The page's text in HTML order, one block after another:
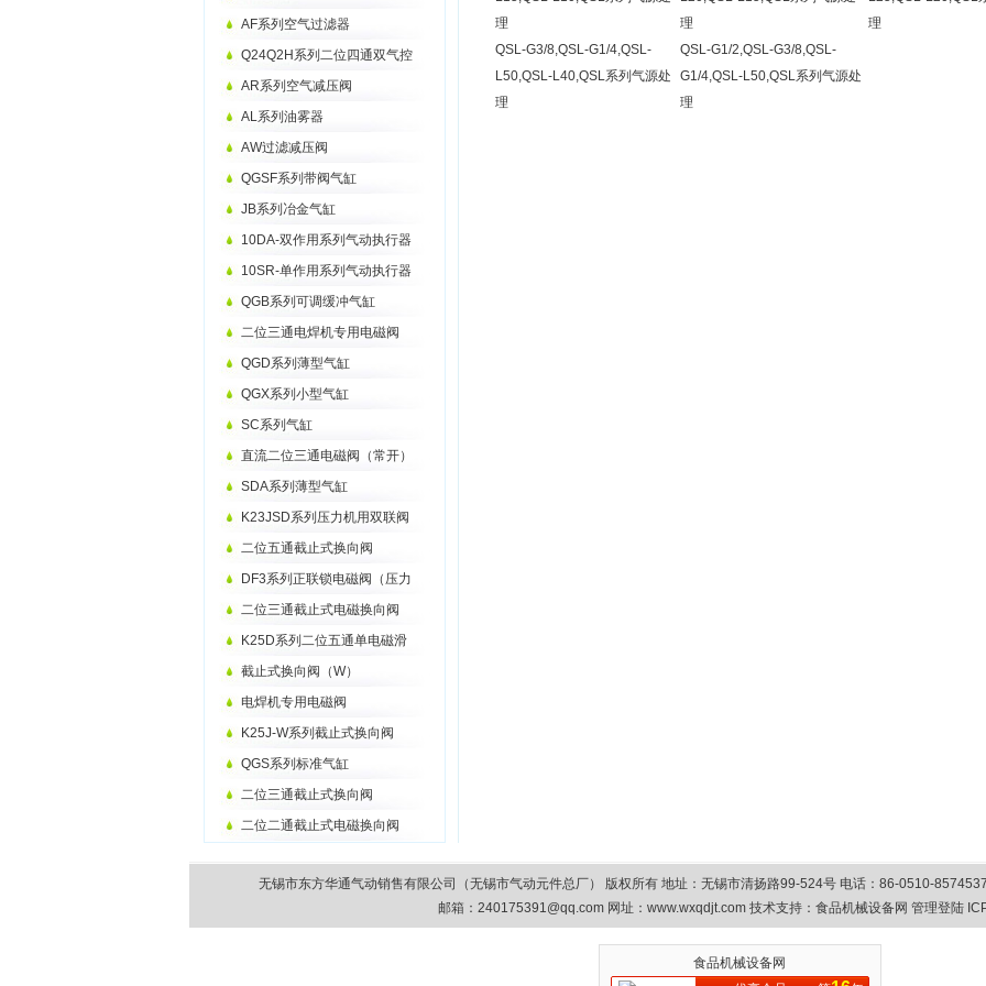
AF系列空气过滤器
Q24Q2H系列二位四通双气控
AR系列空气减压阀
AL系列油雾器
AW过滤减压阀
QGSF系列带阀气缸
JB系列冶金气缸
10DA-双作用系列气动执行器
10SR-单作用系列气动执行器
QGB系列可调缓冲气缸
二位三通电焊机专用电磁阀
QGD系列薄型气缸
QGX系列小型气缸
SC系列气缸
直流二位三通电磁阀（常开）
SDA系列薄型气缸
K23JSD系列压力机用双联阀
二位五通截止式换向阀
DF3系列正联锁电磁阀（压力
二位三通截止式电磁换向阀
K25D系列二位五通单电磁滑
截止式换向阀（W）
电焊机专用电磁阀
K25J-W系列截止式换向阀
QGS系列标准气缸
二位三通截止式换向阀
二位二通截止式电磁换向阀
理
理
理
QSL-G3/8,QSL-G1/4,QSL-
L50,QSL-L40,QSL系列气源处
理
QSL-G1/2,QSL-G3/8,QSL-
G1/4,QSL-L50,QSL系列气源处
理
无锡市东方华通气动销售有限公司（无锡市气动元件总厂） 版权所有 地址：无锡市清扬路99-524号 电话：86-0510-
邮箱： 240175391@qq.com网址：www.wxqdjt.com 技术支持： 食品机械设备网 管理登陆
食品机械设备网